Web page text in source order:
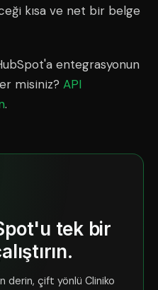
kısa ve net bir belge
entegrasyonun
misiniz? API
.
tek bir
derin, çift yönlü Cliniko